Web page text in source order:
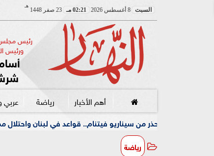
السبت 8 أغسطس 2026 02:21 مـ 23 صفر 1448
هـ
رئيس مجلس
ورئيس
أهم الأخبار رياضة عربي
سيناريو فيتنام.. قواعد في لبنان واحتلال ممتد دون أفق
رياضة